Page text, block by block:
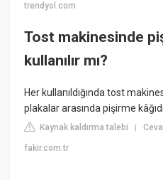
trendyol.com
Tost makinesinde
kullanılır mı?
Her kullanıldığında tost
plakalar arasında pişirme
Kaynak kaldırma talebi |
fakir.com.tr